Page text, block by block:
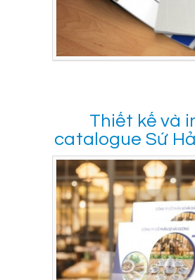
Thiết kế và
catalogue Sứ